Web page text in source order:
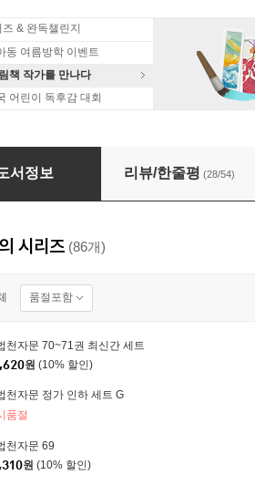
& 완독챌린지
동 여름방학 이벤트
책 작가를 만나다
어린이 독후감 대회
문 1
서정보 리뷰/한줄평 (28/54)
시리즈 (86개)
품절포함
천자문 70~71권 최신간 세트
원 (10% 할인)
천자문 정가 인하 세트 G
품절
천자문 69
원 (10% 할인)